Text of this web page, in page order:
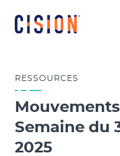
RESSOURCES
Semaine du
2025